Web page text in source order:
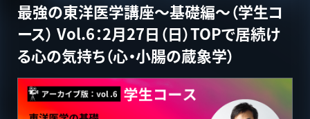
最強の東洋医学講座〜基礎編〜（学生コ
ース） Vol.6：2月27日（日）TOPで居続け
る心の気持ち（心・小腸の蔵象学）